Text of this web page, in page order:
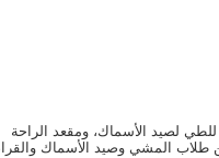
لصيد الأسماك، ومقعد الراحة
طلاب المشي وصيد الأسماك